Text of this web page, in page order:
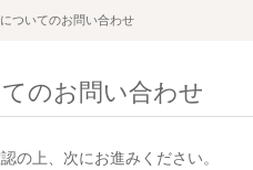
ついてのお問い合わせ
のお問い合わせ
の上、次にお進みください。